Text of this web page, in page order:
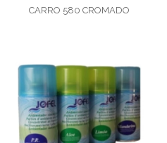
CARRO 580 CROMADO